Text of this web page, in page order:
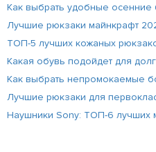
Как выбрать удобные осенние
Лучшие рюкзаки майнкрафт
ТОП-5 лучших кожаных
Какая обувь подойдет для
Как выбрать непромокаемые
Лучшие рюкзаки для
Наушники Sony: ТОП-6 лучших